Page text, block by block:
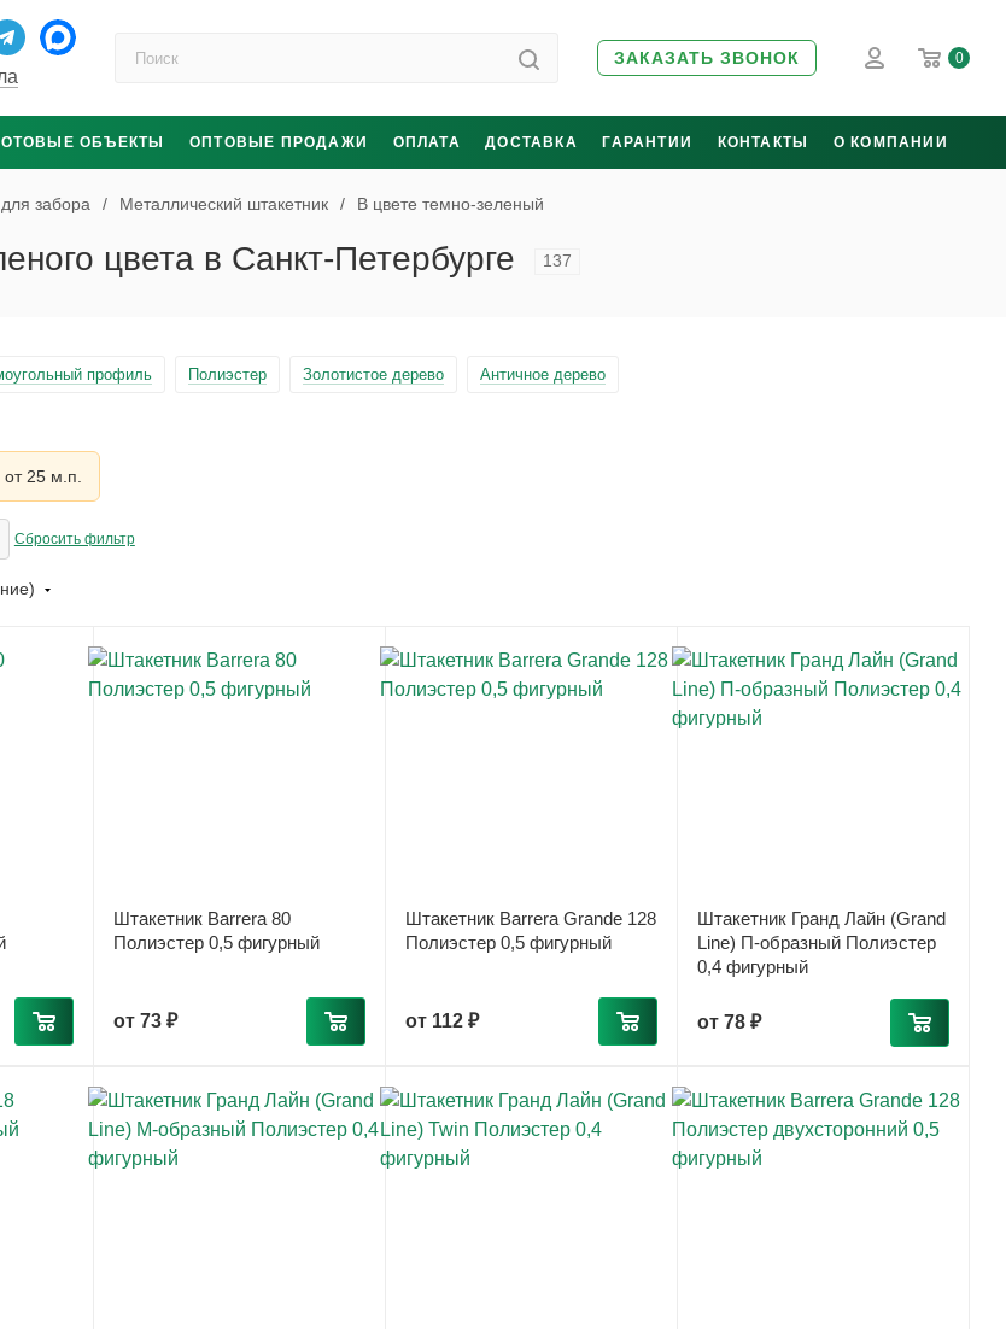
ЗАКАЗАТЬ ЗВОНОК 0
ОБЪЕКТЫ ОПТОВЫЕ ПРОДАЖИ ОПЛАТА ДОСТАВКА ГАРАНТИИ КОНТАКТЫ О КОМПАНИИ
забора / Металлический штакетник / В цвете темно-зеленый
цвета в Санкт-Петербурге 137
профиль Полиэстер Золотистое дерево Античное дерево
от 25 м.п.
Сбросить фильтр
Штакетник Barrera 80
Полиэстер 0,5 фигурный
от 73 ₽
Штакетник Barrera Grande 128
Полиэстер 0,5 фигурный
от 112 ₽
Штакетник Гранд Лайн (Grand
Line) П-образный Полиэстер
0,4 фигурный
от 78 ₽